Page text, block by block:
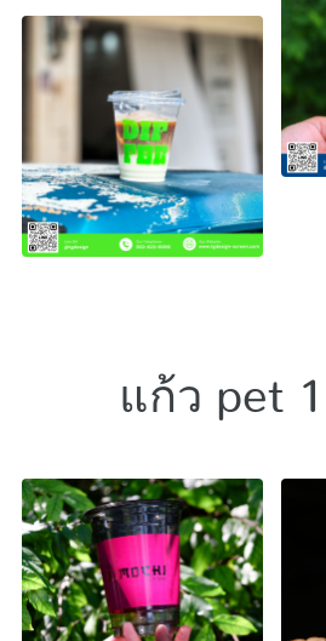
แก้ว pet